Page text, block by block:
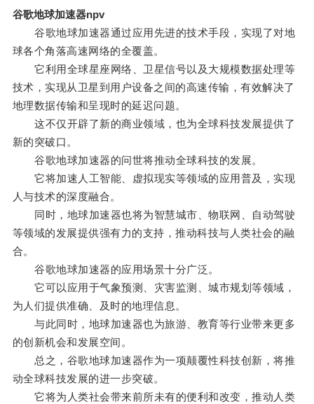
谷歌地球加速器npv
谷歌地球加速器通过应用先进的技术手段，实现了对地
球各个角落高速网络的全覆盖。
它利用全球星座网络、卫星信号以及大规模数据处理等
技术，实现从卫星到用户设备之间的高速传输，有效解决了
地理数据传输和呈现时的延迟问题。
这不仅开辟了新的商业领域，也为全球科技发展提供了
新的突破口。
谷歌地球加速器的问世将推动全球科技的发展。
它将加速人工智能、虚拟现实等领域的应用普及，实现
人与技术的深度融合。
同时，地球加速器也将为智慧城市、物联网、自动驾驶
等领域的发展提供强有力的支持，推动科技与人类社会的融
合。
谷歌地球加速器的应用场景十分广泛。
它可以应用于气象预测、灾害监测、城市规划等领域，
为人们提供准确、及时的地理信息。
与此同时，地球加速器也为旅游、教育等行业带来更多
的创新机会和发展空间。
总之，谷歌地球加速器作为一项颠覆性科技创新，将推
动全球科技发展的进一步突破。
它将为人类社会带来前所未有的便利和改变，推动人类